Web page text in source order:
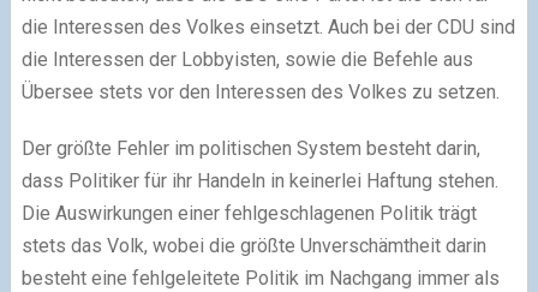
die Interessen des Volkes einsetzt. Auch bei der CDU sind
die Interessen der Lobbyisten, sowie die Befehle aus
Übersee stets vor den Interessen des Volkes zu setzen.
Der größte Fehler im politischen System besteht darin,
dass Politiker für ihr Handeln in keinerlei Haftung stehen.
Die Auswirkungen einer fehlgeschlagenen Politik trägt
stets das Volk, wobei die größte Unverschämtheit darin
besteht eine fehlgeleitete Politik im Nachgang immer als